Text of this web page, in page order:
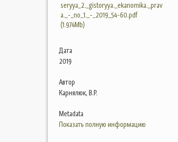
seryya_2._gistoryya._ekanomika._prav
a._-_no_1._-_2019_54-60.pdf
(1.974Mb)
Дата
2019
Автор
Карнялюк, В.Р.
Metadata
Показать полную информацию